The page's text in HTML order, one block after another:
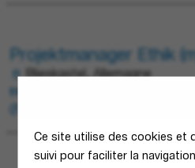
Ce site utilise des cookies et
suivi pour faciliter la
Projektmanager Ethik
Blieskastel, Allemagne